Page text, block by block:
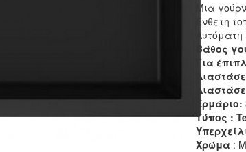
Μια
Ένθετη
Βάθος
Για
Ερμάριο:
Τύπος :
Χρώμα :